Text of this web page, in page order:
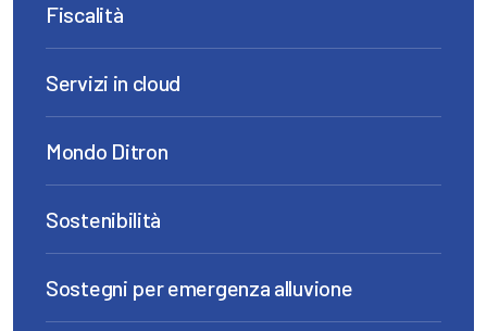
Fiscalità
Servizi in cloud
Mondo Ditron
Sostenibilità
Sostegni per emergenza alluvione